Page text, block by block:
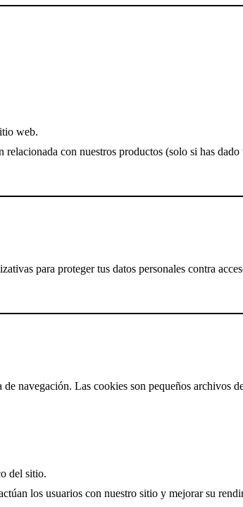
web.
con nuestros productos (solo si has
para proteger tus datos personales contra
navegación. Las cookies son pequeños archivos
del sitio.
los usuarios con nuestro sitio y mejorar su